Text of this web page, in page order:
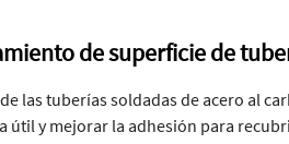
de superficie de
las tuberías soldadas de acero al
útil y mejorar la adhesión para